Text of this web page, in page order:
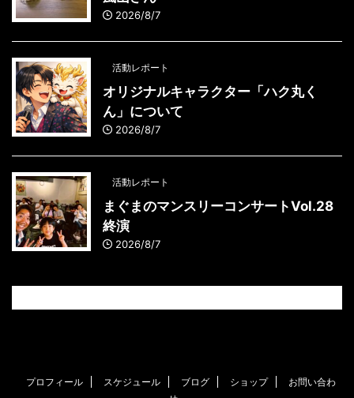
2026/8/7
活動レポート
オリジナルキャラクター「ハク丸く
ん」について
2026/8/7
活動レポート
まぐまのマンスリーコンサートVol.28
終演
2026/8/7
プロフィール スケジュール ブログ ショップ
お問い合わ